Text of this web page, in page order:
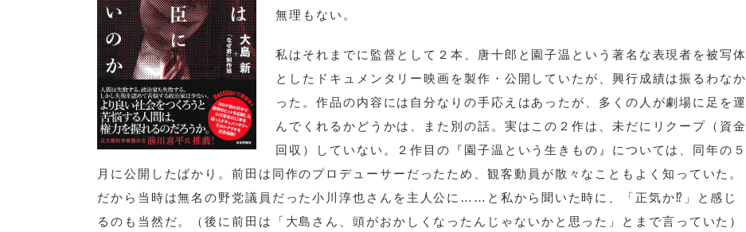
無理もない。
私はそれまでに監督として２本、唐十郎と園子温という著名な表現者を被写体
としたドキュメンタリー映画を製作・公開していたが、興行成績は振るわなか
った。作品の内容には自分なりの手応えはあったが、多くの人が劇場に足を運
んでくれるかどうかは、また別の話。実はこの２作は、未だにリクープ（資金
回収）していない。２作目の『園子温という生きもの』については、同年の５
月に公開したばかり。前田は同作のプロデューサーだったため、観客動員が散々なこともよく知っていた。
だから当時は無名の野党議員だった小川淳也さんを主人公に……と私から聞いた時に、「正気か⁉」と感じ
るのも当然だ。（後に前田は「大島さん、頭がおかしくなったんじゃないかと思った」とまで言っていた）